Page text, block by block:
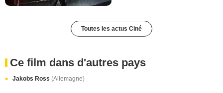
Toutes les actus Ciné
Ce film dans d'autres pays
Jakobs Ross (Allemagne)